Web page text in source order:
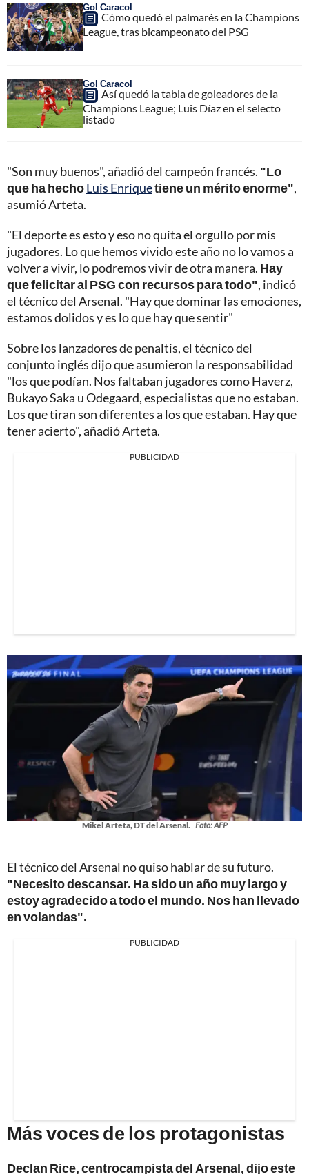
Gol Caracol
Cómo quedó el palmarés en la Champions
League, tras bicampeonato del PSG
Gol Caracol
Así quedó la tabla de goleadores de la
Champions League; Luis Díaz en el selecto
listado
"Son muy buenos", añadió del campeón francés. "Lo
que ha hechoLuis Enriquetiene un mérito enorme",
asumió Arteta.
"El deporte es esto y eso no quita el orgullo por mis
jugadores. Lo que hemos vivido este año no lo vamos a
volver a vivir, lo podremos vivir de otra manera. Hay
que felicitar al PSG con recursos para todo", indicó
el técnico del Arsenal. "Hay que dominar las emociones,
estamos dolidos y es lo que hay que sentir"
Sobre los lanzadores de penaltis, el técnico del
conjunto inglés dijo que asumieron la responsabilidad
"los que podían. Nos faltaban jugadores como Haverz,
Bukayo Saka u Odegaard, especialistas que no estaban.
Los que tiran son diferentes a los que estaban. Hay que
tener acierto", añadió Arteta.
PUBLICIDAD
Mikel Arteta, DT del Arsenal. Foto: AFP
El técnico del Arsenal no quiso hablar de su futuro.
"Necesito descansar. Ha sido un año muy largo y
estoy agradecido a todo el mundo. Nos han llevado
en volandas".
PUBLICIDAD
Más voces de los protagonistas
Declan Rice, centrocampista del Arsenal, dijo este